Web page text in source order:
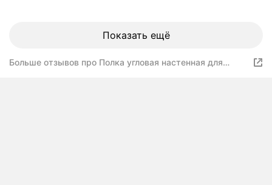
Показать ещё
Больше отзывов про Полка угловая настенная для